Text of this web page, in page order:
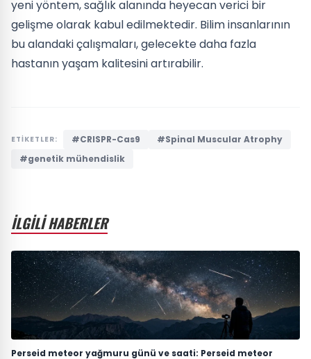
yeni yöntem, sağlık alanında heyecan verici bir
gelişme olarak kabul edilmektedir. Bilim insanlarının
bu alandaki çalışmaları, gelecekte daha fazla
hastanın yaşam kalitesini artırabilir.
ETİKETLER: #CRISPR-Cas9
#Spinal Muscular Atrophy
#genetik mühendislik
İLGİLİ HABERLER
Perseid meteor yağmuru günü ve saati: Perseid meteor